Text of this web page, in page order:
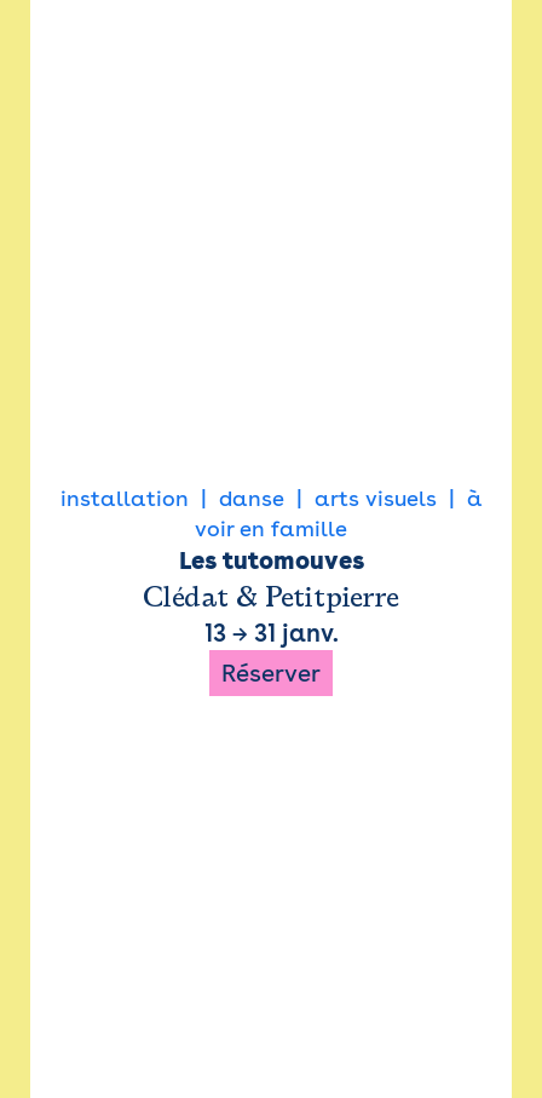
installation danse arts visuels
à
voir en famille
Les tutomouves
Clédat & Petitpierre
13→ 31 janv.
Réserver